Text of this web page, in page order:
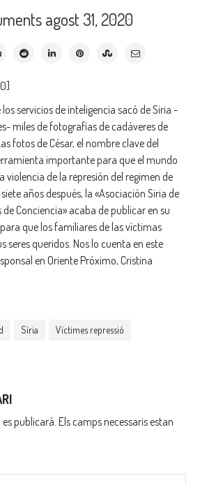
agost 31, 2020
servicios de inteligencia sacó de Siria -
miles de fotografías de cadáveres de
fotos de César, el nombre clave del
importante para que el mundo
violencia de la represión del regimen de
años después, la «Asociación Siria de
Conciencia» acaba de publicar en su
que los familiares de las víctimas
seres queridos. Nos lo cuenta en este
en Oriente Próximo, Cristina
Síria Víctimes repressió
publicarà. Els camps necessaris estan